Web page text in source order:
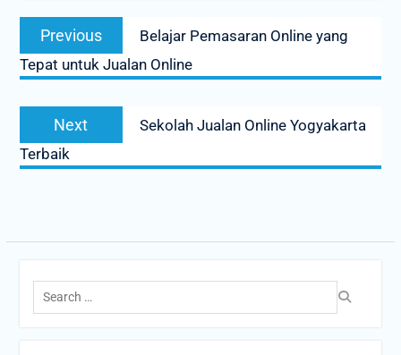
Post
navigation
Previous
post:
Belajar Pemasaran Online yang
Tepat untuk Jualan Online
Next
post:
Sekolah Jualan Online Yogyakarta
Terbaik
Search
for: